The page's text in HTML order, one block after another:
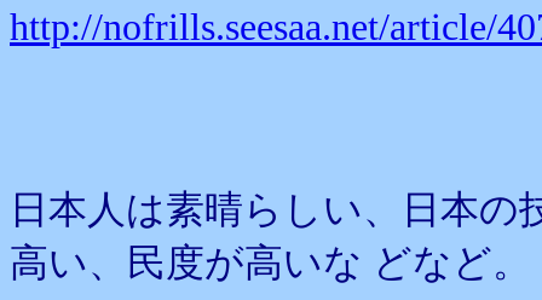
http://nofrills.seesaa.net/article/
日本人は素晴らしい、日本の
高い、民度が高いな どなど。